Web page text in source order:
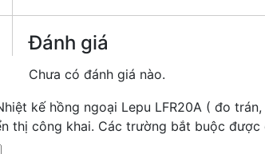
Đánh giá
Chưa có đánh giá nào.
kế hồng ngoại Lepu LFR20A ( đo
thị công khai. Các trường bắt buộc được